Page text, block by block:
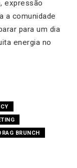
expressão
a comunidade
para um dia
energia no
BRUNCH